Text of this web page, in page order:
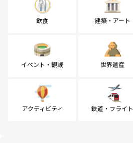
飲食 建築・アート
イベント・観戦 世界遺産
アクティビティ 鉄道・フライト